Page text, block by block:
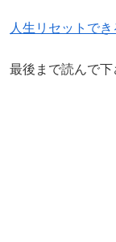
人生リセットでき
最後まで読んで下